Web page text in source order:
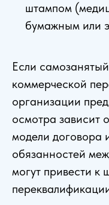
штампом
бумажным или
Если самозанятый
коммерческой
организации
осмотра зависит
модели договора
обязанностей
могут привести к